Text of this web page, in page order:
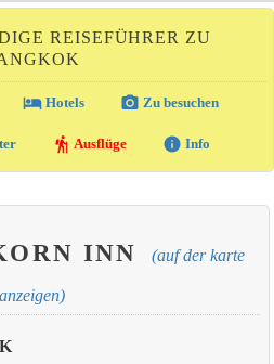
REISEFÜHRER ZU
local_hotelHotels photo_camera Zu besuchen
hiking Ausflüge info Info
INN (auf der karte
anzeigen)